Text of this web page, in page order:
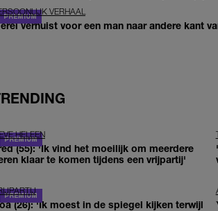
VERHAAL
verhuist voor een man naar andere kant
HELEEN
(55): 'Ik vind het moeilijk om meerdere
klaar te komen tijdens een vrijpartij'
(26): 'Ik moest in de spiegel kijken terwijl